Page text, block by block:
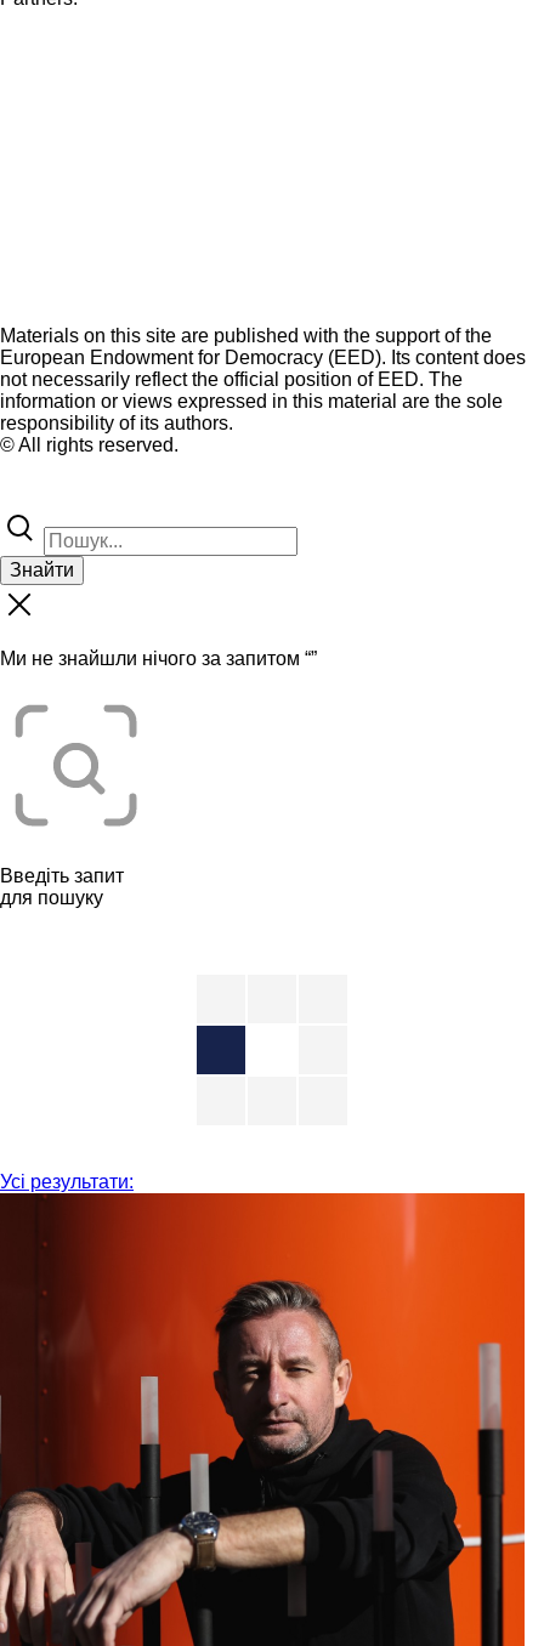
Materials on this site are published with the support of the
European Endowment for Democracy (EED). Its content does
not necessarily reflect the official position of EED. The
information or views expressed in this material are the sole
responsibility of its authors.
© All rights reserved.
Знайти
Ми не знайшли нічого за запитом “”
Введіть запит
для пошуку
Усі результати: